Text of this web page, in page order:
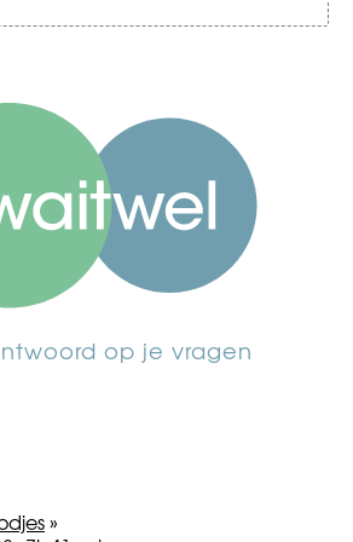
op je vragen
»